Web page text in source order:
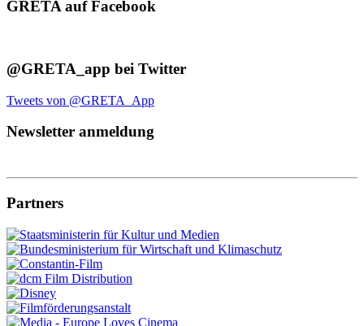
GRETA auf Facebook
@GRETA_app bei Twitter
Tweets von @GRETA_App
Newsletter anmeldung
Partners